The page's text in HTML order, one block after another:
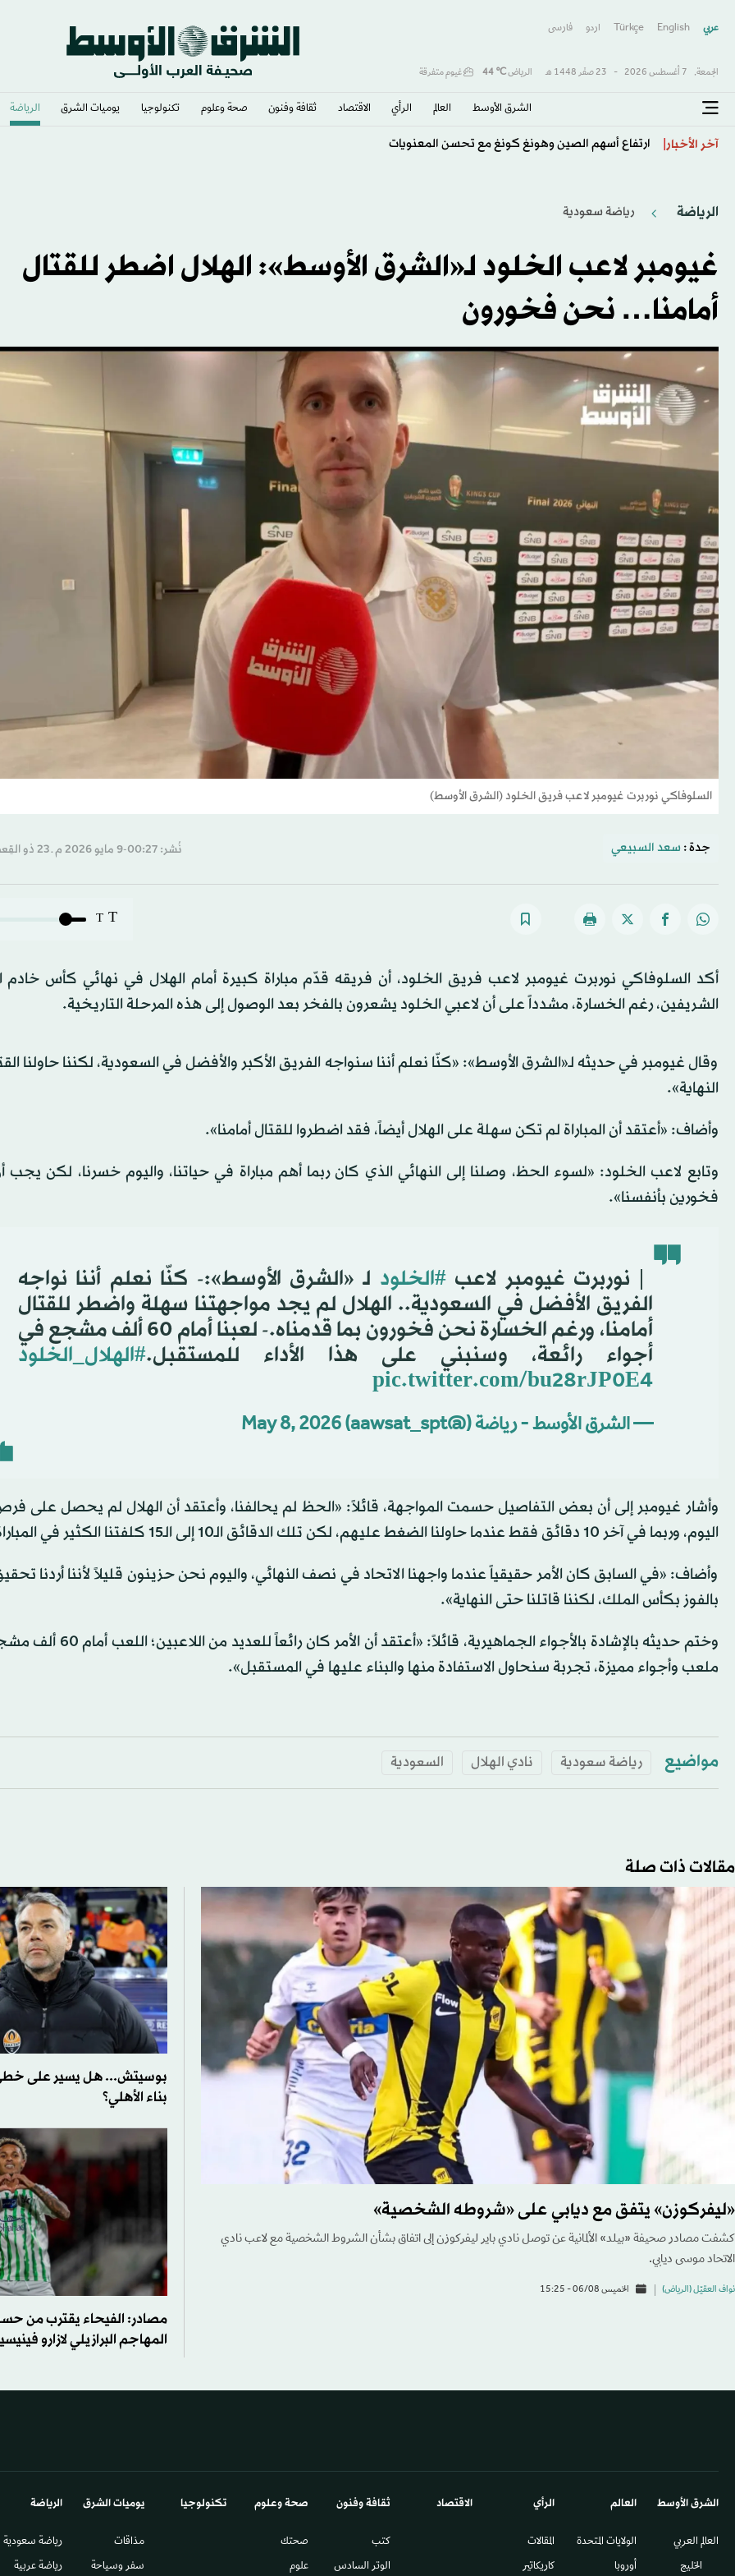
عربي English
Türkçe اردو فارسى
الجمعة, 7 أغسطس 2026 - 23 صفَر 1448 هـ الرياض℃
44 غيوم متفرقة
الشرق الأوسط​ العالم الرأي الاقتصاد ثقافة وفنون صحة وعلوم تكنولوجيا يوميات الشرق​ الرياضة
آخر الأخبار ارتفاع أسهم الصين وهونغ كونغ مع تحسن المعنويات
الرياضة رياضة سعودية
غيومبر لاعب الخلود لـ«الشرق الأوسط»: الهلال اضطر للقتال
أمامنا… نحن فخورون
السلوفاكي نوربرت غيومبر لاعب فريق الخلود (الشرق الأوسط)
جدة : سعد السبيعي نُشر: 00:27-9 مايو 2026 م ـ 23 ذو القِعدة 1447 هـ
T
T
أكد السلوفاكي نوربرت غيومبر لاعب فريق الخلود، أن فريقه قدّم مباراة كبيرة أمام الهلال في نهائي كأس خادم
الشريفين، رغم الخسارة، مشدداً على أن لاعبي الخلود يشعرون بالفخر بعد الوصول إلى هذه المرحلة التاريخية.
وقال غيومبر في حديثه لـ«الشرق الأوسط»: «كنّا نعلم أننا سنواجه الفريق الأكبر والأفضل في السعودية، لكننا حاولنا
النهاية».
وأضاف: «أعتقد أن المباراة لم تكن سهلة على الهلال أيضاً، فقد اضطروا للقتال أمامنا».
وتابع لاعب الخلود: «لسوء الحظ، وصلنا إلى النهائي الذي كان ربما أهم مباراة في حياتنا، واليوم خسرنا، لكن
فخورين بأنفسنا».
️ | نوربرت غيومبر لاعب#الخلود لـ «الشرق الأوسط»:- كنّا نعلم أننا نواجه
الفريق الأفضل في السعودية.. الهلال لم يجد مواجهتنا سهلة واضطر للقتال
أمامنا، ورغم الخسارة نحن فخورون بما قدمناه.- لعبنا أمام 60 ألف مشجع في
أجواء رائعة، وسنبني على هذا الأداء للمستقبل.#الهلال_الخلود
pic.twitter.com/bu28rJP0E4
— الشرق الأوسط - رياضة (@aawsat_spt) May 8, 2026
وأشار غيومبر إلى أن بعض التفاصيل حسمت المواجهة، قائلاً: «الحظ لم يحالفنا، وأعتقد أن الهلال لم يحصل على
اليوم، وربما في آخر 10 دقائق فقط عندما حاولنا الضغط عليهم، لكن تلك الدقائق الـ10 إلى الـ15 كلفتنا الكثير في المباراة».
وأضاف: «في السابق كان الأمر حقيقياً عندما واجهنا الاتحاد في نصف النهائي، واليوم نحن حزينون قليلاً لأننا أردنا
بالفوز بكأس الملك، لكننا قاتلنا حتى النهاية».
وختم حديثه بالإشادة بالأجواء الجماهيرية، قائلاً: «أعتقد أن
ملعب وأجواء مميزة، تجربة سنحاول الاستفادة منها والبناء عليها في المستقبل».
مواضيع رياضة سعودية نادي الهلال السعودية
مقالات ذات صلة
«ليفركوزن» يتفق مع ديابي على «شروطه الشخصية»
كشفت مصادر صحيفة «بيلد» الألمانية عن توصل نادي باير ليفركوزن إلى اتفاق بشأن الشروط الشخصية مع لاعب نادي
الاتحاد موسى ديابي.
نواف العقيّل (الرياض) الخميس 06/08 - 15:25
بوسيتش... هل يسير على
بناء الأهلي؟
مصادر: الفيحاء يقترب من
المهاجم البرازيلي لازارو
الشرق الأوسط​
العالم العربي
الخليج
العالم
الولايات المتحدة
أوروبا
الرأي
المقالات
كاريكاتير
الاقتصاد ثقافة وفنون
كتب
الوتر السادس​
صحة وعلوم
صحتك
علوم
تكنولوجيا يوميات الشرق​
مذاقات
سفر وسياحة
الرياضة
رياضة سعودية
رياضة عربية